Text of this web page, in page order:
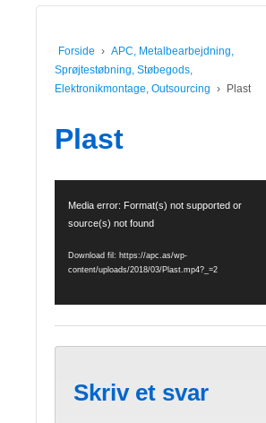
Forside › APC, Metalbearbejdning,
Sprøjtestøbning, Støbegods,
Elektronikmontage, Outsourcing › Plast
Plast
Media error: Format(s) not supported or
source(s) not found
Download fil: https://apc.as/wp-
content/uploads/2018/03/Plast.mp4?_=2
Skriv et svar